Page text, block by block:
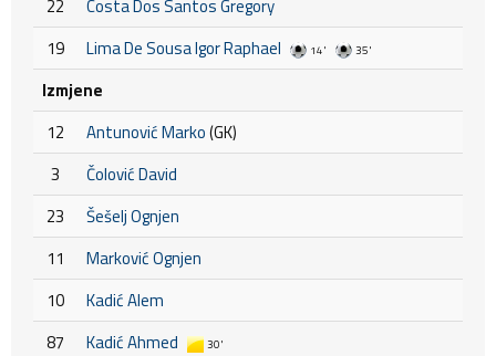
22
Costa Dos Santos Gregory
19
Lima De Sousa Igor Raphael 14' 35'
Izmjene
12
Antunović Marko(GK)
3
Čolović David
23
Šešelj Ognjen
11
Marković Ognjen
10
Kadić Alem
87
Kadić Ahmed 30'